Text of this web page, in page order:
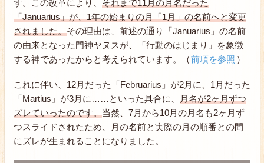
す。この改革により、 それまで11月の月名だった
「Januarius」が、1年の始まりの月「1月」の名前へと変更
されました。その理由は、前述の通り「Januarius」の名前
の由来となった門神ヤヌスが、「行動のはじまり」を象徴
する神であったからと考えられています。（前項を参照 ）
これに伴い、12月だった「Februarius」が2月に、1月だった
「Martius」が3月に……といった具合に、 月名が2ヶ月ずつ
ズレていったのです。当然、7月から10月の月名も2ヶ月ず
つスライドされたため、月の名前と実際の月の順番との間
にズレが生まれることになりました。